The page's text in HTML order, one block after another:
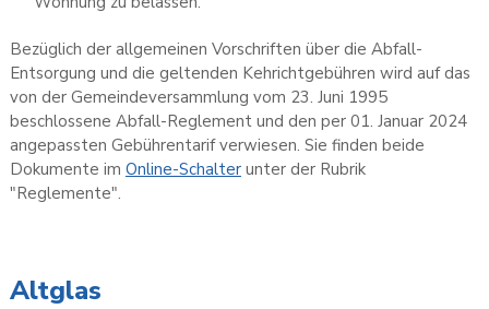
Bezüglich der allgemeinen Vorschriften über die Abfall-
Entsorgung und die geltenden Kehrichtgebühren wird auf das
von der Gemeindeversammlung vom 23. Juni 1995
beschlossene Abfall-Reglement und den per 01. Januar 2024
angepassten Gebührentarif verwiesen. Sie finden beide
Dokumente im Online-Schalterunter der Rubrik
"Reglemente".
Altglas